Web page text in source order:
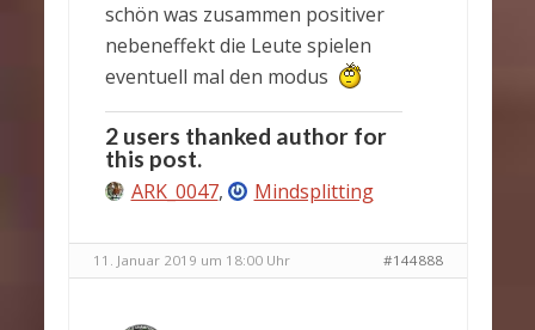
schön was zusammen positiver
nebeneffekt die Leute spielen
eventuell mal den modus
2 users thanked author for
this post.
ARK_0047, Mindsplitting
11. Januar 2019 um 18:00 Uhr #144888